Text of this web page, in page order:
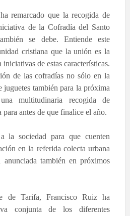
remarcado que la recogida de
de la Cofradía del Santo
se debe. Entiende este
cristiana que la unión es la
de estas características.
de las cofradías no sólo en la
juguetes también para la próxima
multitudinaria recogida de
para antes de que finalice el año.
la sociedad para que cuenten
en la referida colecta urbana
también en próximos
de Tarifa, Francisco Ruiz ha
conjunta de los diferentes